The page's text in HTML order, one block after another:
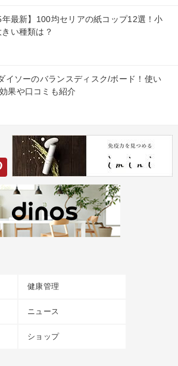
年最新】100均セリアの紙コップ12選！小
い種類は？
イソーのバランスディスク/ボード！使い
果や口コミも紹介
健康管理
ニュース
ショップ